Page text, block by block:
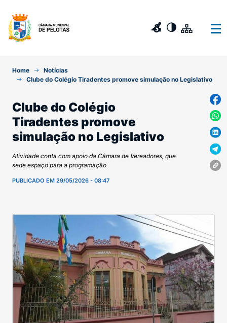
Home
Notícias
Clube do Colégio Tiradentes promove simulação no Legislativo
Clube do Colégio
Tiradentes promove
simulação no Legislativo
Atividade conta com apoio da Câmara de Vereadores, que
sede espaço para a programação
PUBLICADO EM 29/05/2026 - 08:47